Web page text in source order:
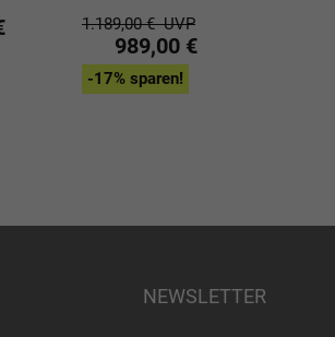
1.189,00 €UVP
989,00 €
-17% sparen!
NEWSLETTER